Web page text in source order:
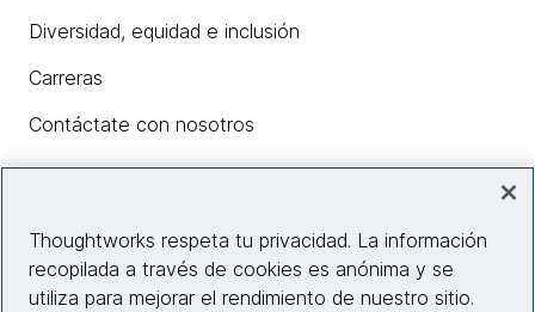
Diversidad, equidad e inclusión
Carreras
Contáctate con nosotros
Información del sitio web
Thoughtworks respeta tu privacidad. La información
recopilada a través de cookies es anónima y se
utiliza para mejorar el rendimiento de nuestro sitio.